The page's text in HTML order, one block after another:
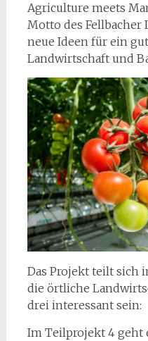
Agriculture meets
Motto des Fellbacher
neue Ideen für ein
Landwirtschaft und
Das Projekt teilt sich
die örtliche
drei interessant sein:
Im Teilprojekt 4 geht